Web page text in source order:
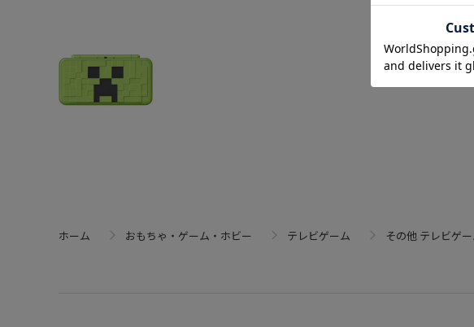
ホーム おもちゃ・ゲーム・ホビー テレビゲーム その他 テレビゲ